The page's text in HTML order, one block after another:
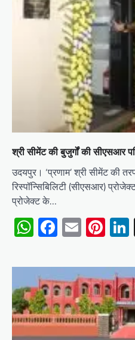
श्री सीमेंट की बुजुर्गों की सीएसआर
उदयपुर। ‘प्रणाम’ श्री सीमेंट की
रिस्पॉन्सिबिलिटी (सीएसआर)
प्रोजेक्ट के…
WhatsApp
Facebook
Email